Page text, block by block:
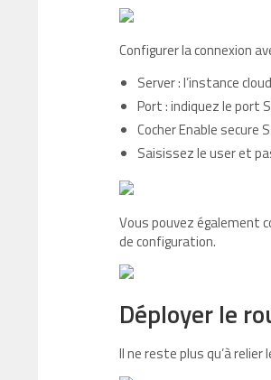
Configurer la connexion
Server : l’instance
Port : indiquez le port
Cocher Enable secure
Saisissez le user et
Vous pouvez également
de configuration.
Déployer le
Il ne reste plus qu’à